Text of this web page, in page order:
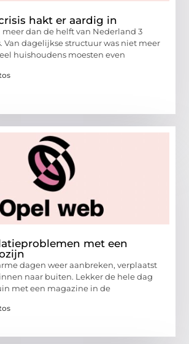
hakt er aardig in
dan de helft van Nederland 3
Van dagelijkse structuur was niet meer
huishoudens moesten even
met een
dagen weer aanbreken, verplaatst
naar buiten. Lekker de hele dag
met een magazine in de